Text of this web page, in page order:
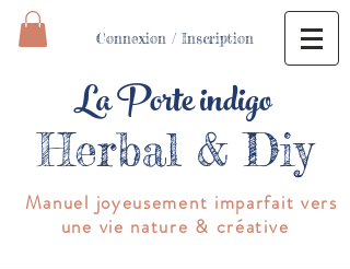
La Porte indigo
Herbal & Diy
Connexion / Inscription
Manuel joyeusement imparfait vers
une vie nature & créative